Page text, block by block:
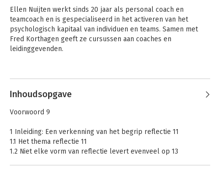
Krachtgericht
coachen
Ellen Nuijten werkt sinds 20 jaar als personal coach en
teamcoach en is gespecialiseerd in het activeren van het
psychologisch kapitaal van individuen en teams. Samen met
Fred Korthagen geeft ze cursussen aan coaches en
leidinggevenden.
Andere boeken door Ellen Nuijten
Inhoudsopgave
Voorwoord 9
1 Inleiding: Een verkenning van het begrip reflectie 11
1.1 Het thema reflectie 11
1.2 Niet elke vorm van reflectie levert evenveel op 13